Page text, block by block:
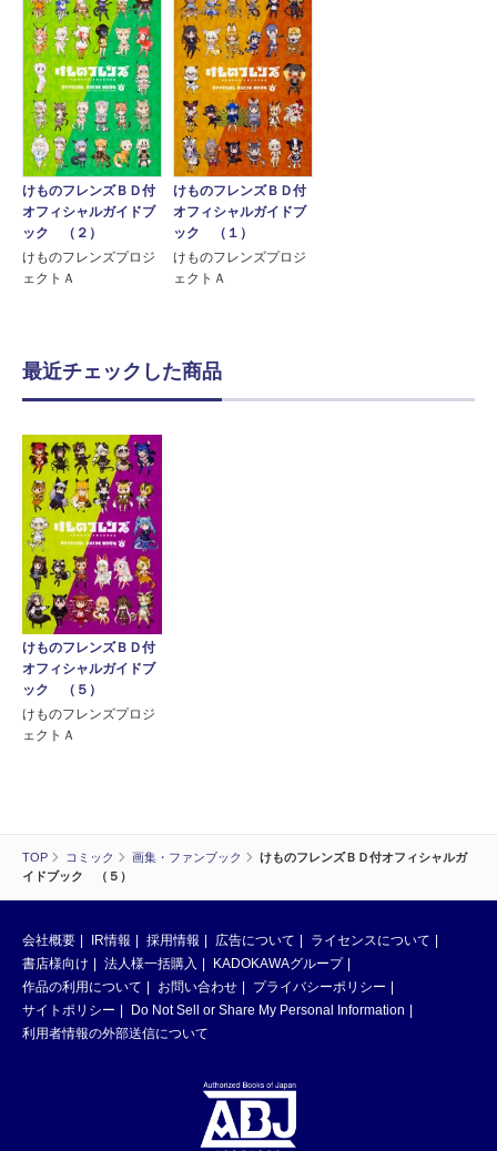
TOP コミック 画集・ファンブック
けものフレンズＢＤ付オフィシャルガ
イドブック （５）
けものフレンズＢＤ付
オフィシャルガイドブ
ック （２）
けものフレンズプロジ
ェクトＡ
けものフレンズＢＤ付
オフィシャルガイドブ
ック （１）
けものフレンズプロジ
ェクトＡ
最近チェックした商品
けものフレンズＢＤ付
オフィシャルガイドブ
ック （５）
けものフレンズプロジ
ェクトＡ
会社概要 IR情報 採用情報 広告について
ライセンスについて
書店様向け
法人様一括購入
KADOKAWAグループ
作品の利用について
お問い合わせ
プライバシーポリシー
サイトポリシー
Do Not Sell or Share My Personal Information
利用者情報の外部送信について